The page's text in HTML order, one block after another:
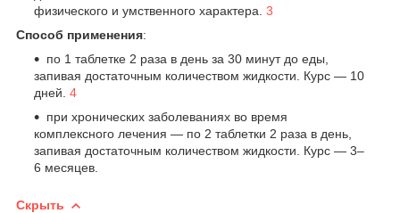
физического и умственного характера. 3
Способ применения:
по 1 таблетке 2 раза в день за 30 минут до еды,
запивая достаточным количеством жидкости. Курс — 10
дней. 4
при хронических заболеваниях во время
комплексного лечения — по 2 таблетки 2 раза в день,
запивая достаточным количеством жидкости. Курс — 3–
6 месяцев.
Скрыть